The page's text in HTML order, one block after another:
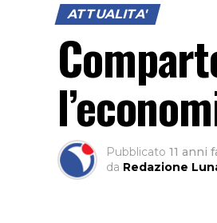
ATTUALITA'
Pubblicato 11 anni
da Redazione